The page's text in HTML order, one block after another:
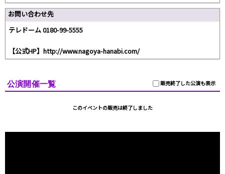
お問い合わせ先
テレドーム 0180-99-5555
【公式HP】http://www.nagoya-hanabi.com/
販売終了した公演も表示
公演開催一覧
このイベントの販売は終了しました